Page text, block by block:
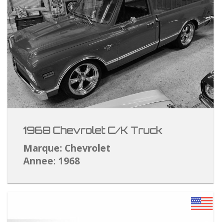
1968 Chevrolet C/K Truck
Marque: Chevrolet
Annee: 1968